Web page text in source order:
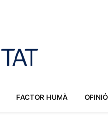
FACTOR HUMÀ OPINIÓ